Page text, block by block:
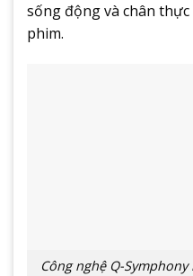
sống động và chân
phim.
Công nghệ Q-